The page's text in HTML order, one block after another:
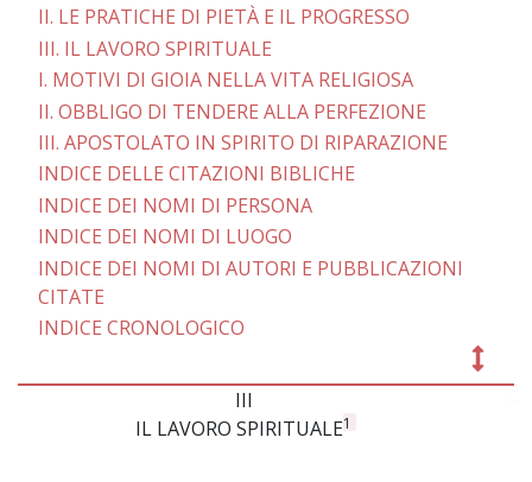
II. LE PRATICHE DI PIETÀ E IL PROGRESSO
III. IL LAVORO SPIRITUALE
I. MOTIVI DI GIOIA NELLA VITA RELIGIOSA
II. OBBLIGO DI TENDERE ALLA PERFEZIONE
III. APOSTOLATO IN SPIRITO DI RIPARAZIONE
INDICE DELLE CITAZIONI BIBLICHE
INDICE DEI NOMI DI PERSONA
INDICE DEI NOMI DI LUOGO
INDICE DEI NOMI DI AUTORI E PUBBLICAZIONI
CITATE
INDICE CRONOLOGICO
III
IL LAVORO SPIRITUALE1